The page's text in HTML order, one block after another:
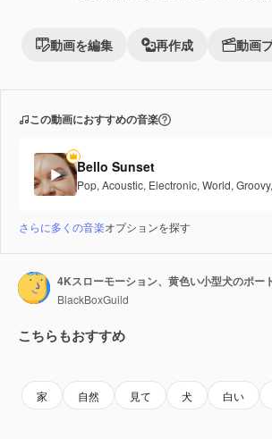
動画を編集 再作成 動画
この動画におすすめの音楽
Bello Sunset
Pop, Acoustic, Electronic, World, Groovy,
さらに多くの音楽オプションを探す
4Kスローモーション、黄色い小型犬のポー
BlackBoxGuild
こちらもおすすめ
家 自然 見て 犬 白い